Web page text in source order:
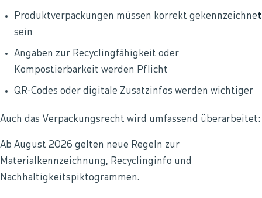
Produktverpackungen müssen korrekt gekennzeichnet
sein
Angaben zur Recyclingfähigkeit oder
Kompostierbarkeit werden Pflicht
QR‑Codes oder digitale Zusatzinfos werden wichtiger
Auch das Verpackungsrecht wird umfassend überarbeitet:
Ab August 2026 gelten neue Regeln zur
Materialkennzeichnung, Recyclinginfo und
Nachhaltigkeitspiktogrammen.